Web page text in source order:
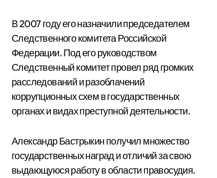
В 2007 году его назначили председателем
Следственного комитета Российской
Федерации. Под его руководством
Следственный комитет провел ряд громких
расследований и разоблачений
коррупционных схем в государственных
органах и видах преступной деятельности.
Александр Бастрыкин получил множество
государственных наград и отличий за свою
выдающуюся работу в области правосудия.